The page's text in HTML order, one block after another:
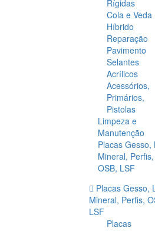
Rígidas
Cola e Veda
Híbrido
Reparação
Pavimento
Selantes
Acrílicos
Acessórios,
Primários,
Pistolas
Limpeza e
Manutenção
Placas Gesso,
Mineral, Perfis,
OSB, LSF
Placas Gesso,
Mineral, Perfis,
LSF
Placas